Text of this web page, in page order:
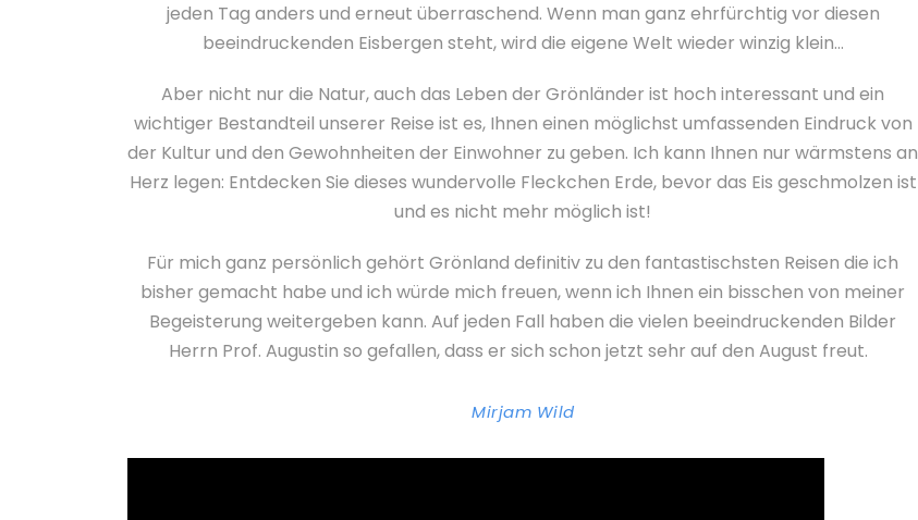
jeden Tag anders und erneut überraschend. Wenn man ganz ehrfürchtig vor diesen
beeindruckenden Eisbergen steht, wird die eigene Welt wieder winzig klein…
Aber nicht nur die Natur, auch das Leben der Grönländer ist hoch interessant und ein
wichtiger Bestandteil unserer Reise ist es, Ihnen einen möglichst umfassenden Eindruck von
der Kultur und den Gewohnheiten der Einwohner zu geben. Ich kann Ihnen nur wärmstens an
Herz legen: Entdecken Sie dieses wundervolle Fleckchen Erde, bevor das Eis geschmolzen ist
und es nicht mehr möglich ist!
Für mich ganz persönlich gehört Grönland definitiv zu den fantastischsten Reisen die ich
bisher gemacht habe und ich würde mich freuen, wenn ich Ihnen ein bisschen von meiner
Begeisterung weitergeben kann. Auf jeden Fall haben die vielen beeindruckenden Bilder
Herrn Prof. Augustin so gefallen, dass er sich schon jetzt sehr auf den August freut.
Mirjam Wild